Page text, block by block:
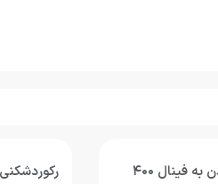
محمد قاسمی: هدفم رسیدن به فینال ۴۰۰